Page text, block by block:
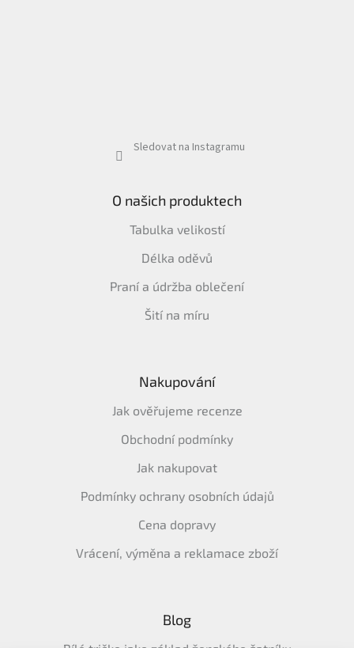
Sledovat na Instagramu
O našich produktech
Tabulka velikostí
Délka oděvů
Praní a údržba oblečení
Šití na míru
Nakupování
Jak ověřujeme recenze
Obchodní podmínky
Jak nakupovat
Podmínky ochrany osobních údajů
Cena dopravy
Vrácení, výměna a reklamace zboží
Blog